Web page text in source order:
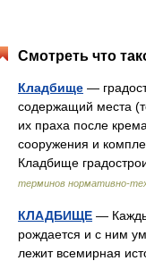
Смотреть что
Кладбище —
содержащий места
их праха после
сооружения и
Кладбище
терминов нормативно-
КЛАДБИЩЕ —
рождается и с ним
лежит всемирная